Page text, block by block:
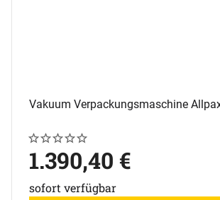
Vakuum Verpackungsmaschine
Noch keine Bewertungen abgegeben
0 Bewertungen
1.390,40 €
sofort verfügbar